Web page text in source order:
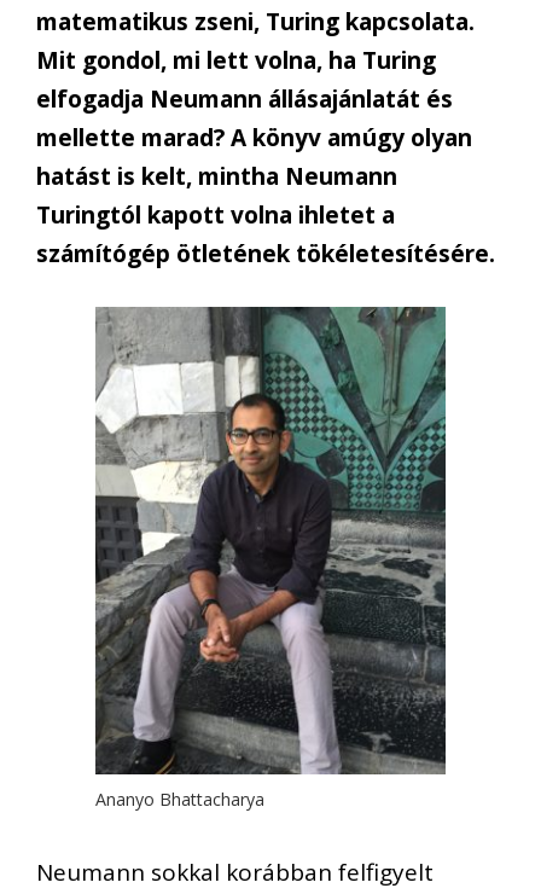
matematikus zseni, Turing kapcsolata.
Mit gondol, mi lett volna, ha Turing
elfogadja Neumann állásajánlatát és
mellette marad? A könyv amúgy olyan
hatást is kelt, mintha Neumann
Turingtól kapott volna ihletet a
számítógép ötletének tökéletesítésére.
Ananyo Bhattacharya
Neumann sokkal korábban felfigyelt